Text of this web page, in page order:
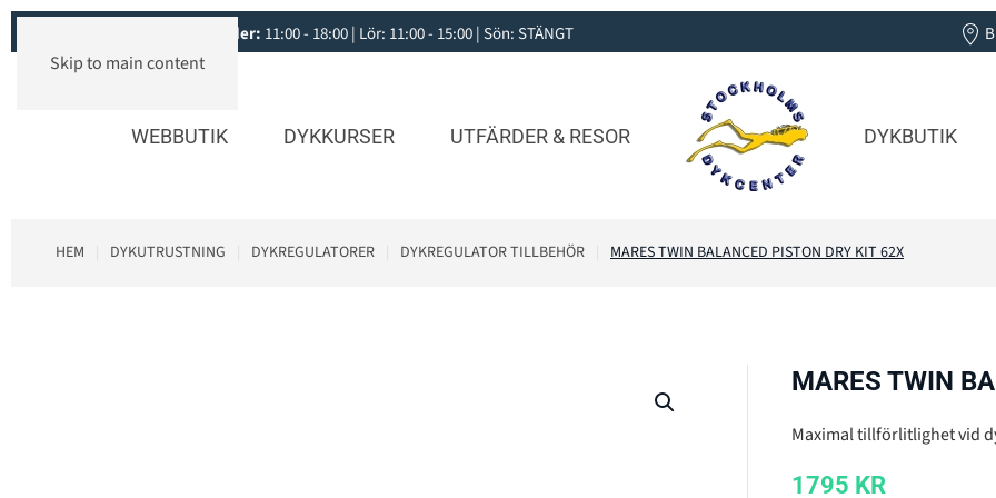
Skip to main content
Öppettider: 11:00 - 18:00 | Lör: 11:00 - 15:00 | Sön: STÄNGT
WEBBUTIK DYKKURSER UTFÄRDER & RESOR DYKBUTIK
HEM DYKUTRUSTNING DYKREGULATORER DYKREGULATOR TILLBEHÖR MARES TWIN BALANCED PISTON DRY KIT 62X
MARES TWIN
Maximal tillförlitlighet vid
1795 KR